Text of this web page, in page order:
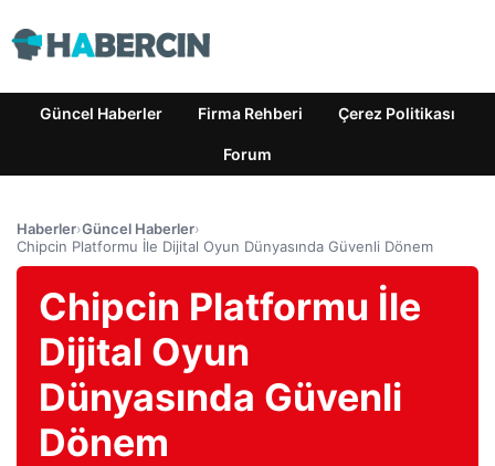
Güncel Haberler Firma Rehberi Çerez Politikası
Forum
Haberler›Güncel Haberler›
Chipcin Platformu İle Dijital Oyun Dünyasında Güvenli Dönem
Chipcin Platformu İle
Dijital Oyun
Dünyasında Güvenli
Dönem